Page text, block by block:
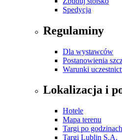
Spedycja
Regulaminy
Dla wystawców
Postanowienia
Warunki
Lokalizacja i
Hotele
Mapa terenu
Targi po godzinach
Targi Lublin S.A.